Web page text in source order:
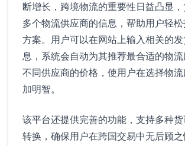
断增长，跨境物流的重要性日益凸显
多个物流供应商的信息，帮助用户轻
方案。用户可以在网站上输入相关的
息，系统会自动为其推荐最合适的物
不同供应商的价格，使用户在选择物
加明智。
该平台还提供完善的功能，支持多种
转换，确保用户在跨国交易中无后顾